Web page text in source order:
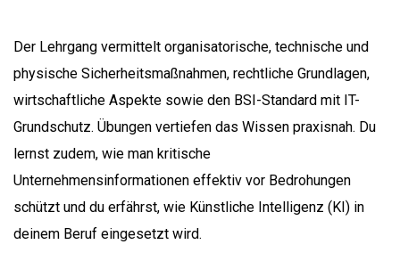
Der Lehrgang vermittelt organisatorische, technische und
physische Sicherheitsmaßnahmen, rechtliche Grundlagen,
wirtschaftliche Aspekte sowie den BSI-Standard mit IT-
Grundschutz. Übungen vertiefen das Wissen praxisnah. Du
lernst zudem, wie man kritische
Unternehmensinformationen effektiv vor Bedrohungen
schützt und du erfährst, wie Künstliche Intelligenz (KI) in
deinem Beruf eingesetzt wird.